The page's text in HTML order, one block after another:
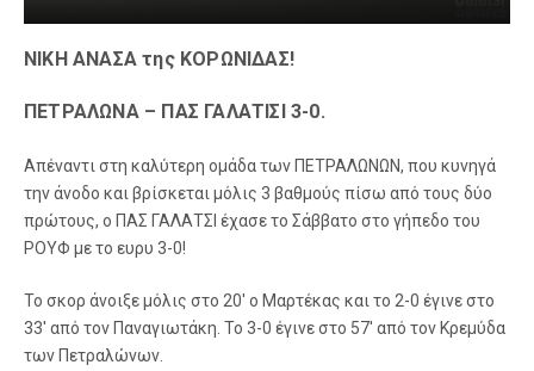
ΝΙΚΗ ΑΝΑΣΑ της ΚΟΡΩΝΙΔΑΣ!
ΠΕΤΡΑΛΩΝΑ – ΠΑΣ ΓΑΛΑΤΙΣΙ 3-0.
Απέναντι στη καλύτερη ομάδα των ΠΕΤΡΑΛΩΝΩΝ, που κυνηγά
την άνοδο και βρίσκεται μόλις 3 βαθμούς πίσω από τους δύο
πρώτους, ο ΠΑΣ ΓΑΛΑΤΣΙ έχασε το Σάββατο στο γήπεδο του
ΡΟΥΦ με το ευρυ 3-0!
Το σκορ άνοιξε μόλις στο 20′ ο Μαρτέκας και το 2-0 έγινε στο
33′ από τον Παναγιωτάκη. Το 3-0 έγινε στο 57′ από τον Κρεμύδα
των Πετραλώνων.